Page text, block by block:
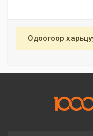
Одоогоор